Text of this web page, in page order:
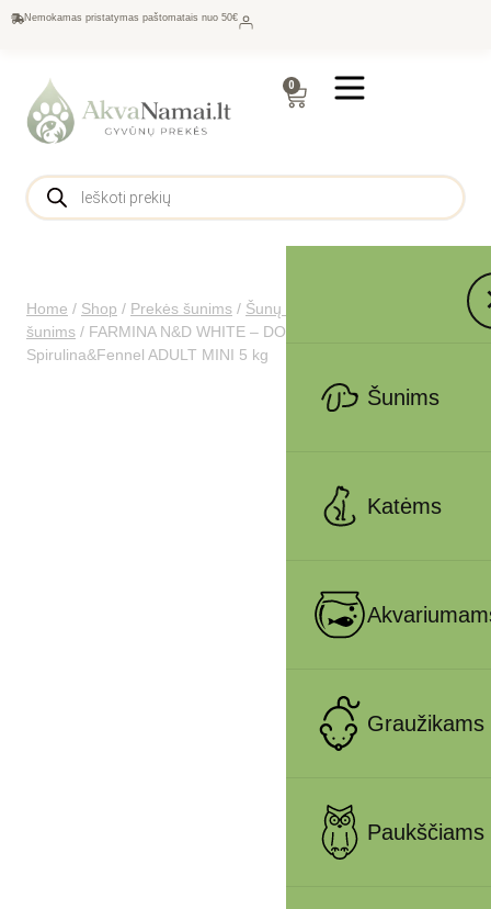
Nemokamas pristatymas paštomatais nuo 50€
0
Šunims
Katėms
Graužikams
Paukščiams
Home / Shop / Prekės šunims / Šunų maistas
šunims / FARMINA N&D WHITE – DOG Dry Sea Bass
Spirulina&Fennel ADULT MINI 5 kg